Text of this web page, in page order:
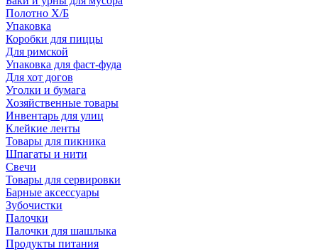
Полотно Х/Б
Упаковка
Коробки для пиццы
Для римской
Упаковка для фаст-фуда
Для хот догов
Уголки и бумага
Хозяйственные товары
Инвентарь для улиц
Клейкие ленты
Товары для пикника
Шпагаты и нити
Свечи
Товары для сервировки
Барные аксессуары
Зубочистки
Палочки
Палочки для шашлыка
Продукты питания